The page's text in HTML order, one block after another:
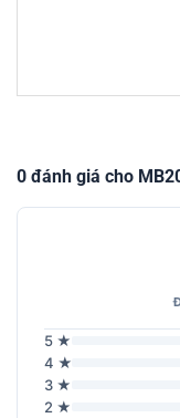
0 đánh giá cho
5 ★
4 ★
3 ★
2 ★